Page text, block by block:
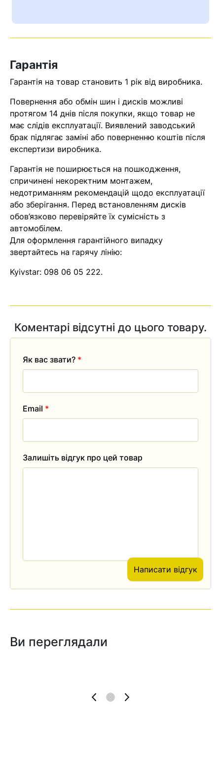
Помилка:
Оператор зв’яжеться з вами
найближчим часом
Гарантія
Гарантія на товар становить 1 рік від виробника.
Повернення або обмін шин і дисків можливі
протягом 14 днів після покупки, якщо товар не
має слідів експлуатації. Виявлений заводський
брак підлягає заміні або поверненню коштів після
експертизи виробника.
Гарантія не поширюється на пошкодження,
спричинені некоректним монтажем,
недотриманням рекомендацій щодо експлуатації
або зберігання. Перед встановленням дисків
обов’язково перевіряйте їх сумісність з
автомобілем.
Для оформлення гарантійного випадку
звертайтесь на гарячу лінію:
Kyivstar: 098 06 05 222.
Коментарі відсутні до цього товару.
Залишіть відгук про цей товар
Як вас звати? *
Email *
Написати відгук
Ви переглядали